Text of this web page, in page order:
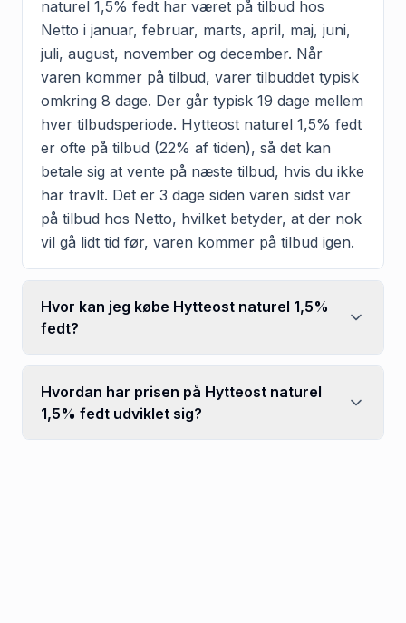
naturel 1,5% fedt har været på tilbud hos
Netto i januar, februar, marts, april, maj, juni,
juli, august, november og december. Når
varen kommer på tilbud, varer tilbuddet typisk
omkring 8 dage. Der går typisk 19 dage mellem
hver tilbudsperiode. Hytteost naturel 1,5% fedt
er ofte på tilbud (22% af tiden), så det kan
betale sig at vente på næste tilbud, hvis du ikke
har travlt. Det er 3 dage siden varen sidst var
på tilbud hos Netto, hvilket betyder, at der nok
vil gå lidt tid før, varen kommer på tilbud igen.
Hvor kan jeg købe Hytteost naturel 1,5%
fedt?
Hvordan har prisen på Hytteost naturel
1,5% fedt udviklet sig?